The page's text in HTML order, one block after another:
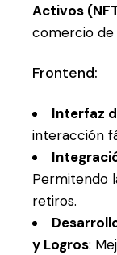
Activos
comercio de
Frontend:
Interfaz
interacción
Permitendo
retiros.
y Logros: